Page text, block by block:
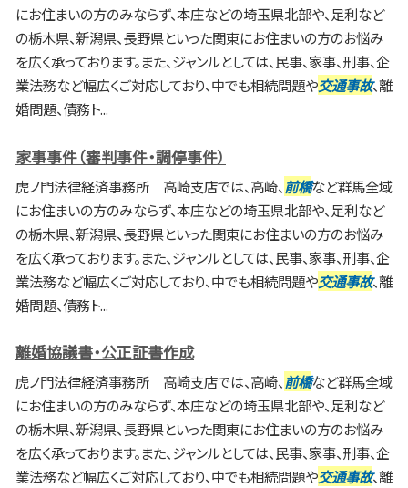
にお住まいの方のみならず、本庄などの埼玉県北部や、足利など
の栃木県、新潟県、長野県といった関東にお住まいの方のお悩み
を広く承っております。また、ジャンルとしては、民事、家事、刑事、企
業法務など幅広くご対応しており、中でも相続問題や交通事故、離
婚問題、債務ト...
家事事件（審判事件・調停事件）
虎ノ門法律経済事務所 高崎支店では、高崎、 前橋など群馬全域
にお住まいの方のみならず、本庄などの埼玉県北部や、足利など
の栃木県、新潟県、長野県といった関東にお住まいの方のお悩み
を広く承っております。また、ジャンルとしては、民事、家事、刑事、企
業法務など幅広くご対応しており、中でも相続問題や交通事故、離
婚問題、債務ト...
離婚協議書・公正証書作成
虎ノ門法律経済事務所 高崎支店では、高崎、前橋など群馬全域
にお住まいの方のみならず、本庄などの埼玉県北部や、足利など
の栃木県、新潟県、長野県といった関東にお住まいの方のお悩み
を広く承っております。また、ジャンルとしては、民事、家事、刑事、企
業法務など幅広くご対応しており、中でも相続問題や交通事故、離